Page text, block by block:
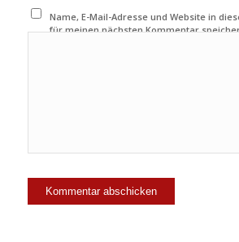
Name, E-Mail-Adresse und Website in
für meinen nächsten Kommentar